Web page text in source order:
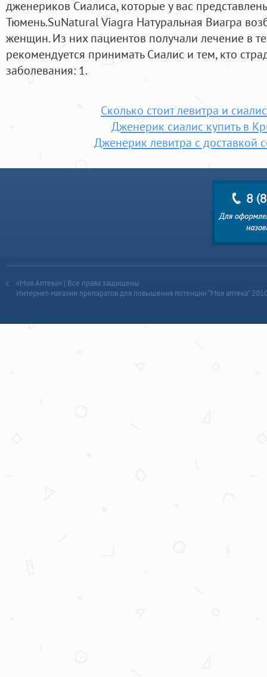
дженериков Сиалиса, которые у вас
Тюмень.SuNatural Viagra Натуральная Виагра
женщин. Из них пациентов получали лечение в
рекомендуется принимать Сиалис и тем, кто
заболевания: 1.
Сколько стоит левитра и
Дженерик сиалис купить в
Дженерик левитра с доставкой
«Моя Аптека» | Все права защищены
Интернет-магазин препаратов для повышения потенции “Моя аптека”